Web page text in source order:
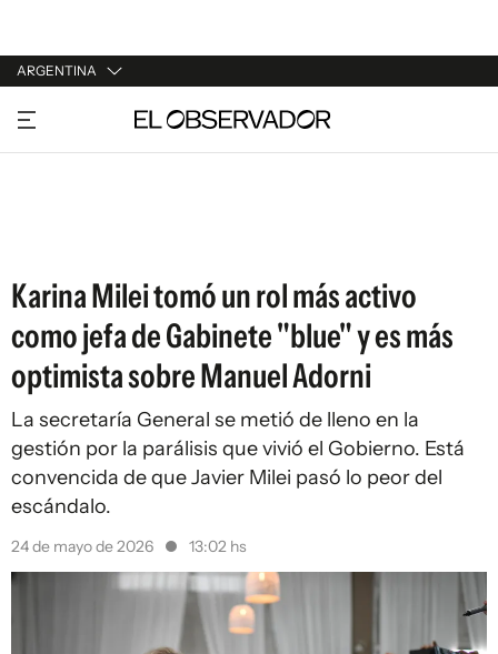
ARGENTINA
URUGUAY
ARGENTINA
Karina Milei tomó un rol más activo
como jefa de Gabinete "blue" y es más
optimista sobre Manuel Adorni
La secretaría General se metió de lleno en la
gestión por la parálisis que vivió el Gobierno. Está
convencida de que Javier Milei pasó lo peor del
escándalo.
24 de mayo de 2026 13:02 hs